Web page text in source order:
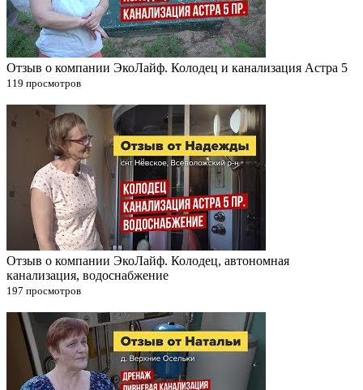
Отзыв о компании ЭкоЛайф. Колодец и канализация Астра 5
119 просмотров
Отзыв о компании ЭкоЛайф. Колодец, автономная
канализация, водоснабжение
197 просмотров